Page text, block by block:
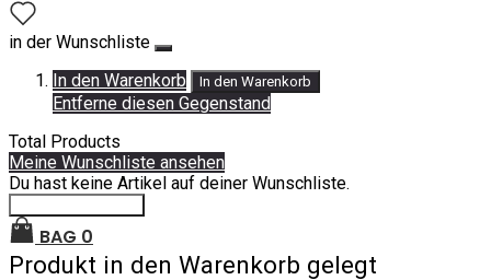
in der Wunschliste
In den Warenkorb
In den Warenkorb
Entferne diesen Gegenstand
Total Products
Meine Wunschliste ansehen
Du hast keine Artikel auf deiner Wunschliste.
BAG 0
Produkt in den Warenkorb gelegt